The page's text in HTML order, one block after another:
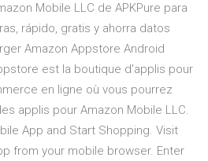
Mobile LLC de APKPure para
rápido, gratis y ahorra datos
Amazon Appstore Android
est la boutique d'applis pour
en ligne où vous pourrez
applis pour Amazon Mobile LLC.
App and Start Shopping. Visit
from your mobile browser. Enter